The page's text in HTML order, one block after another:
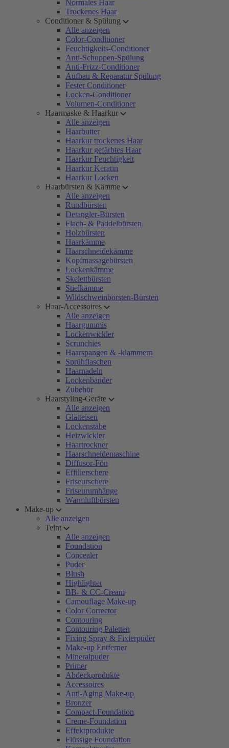
Normales Haar
Trockenes Haar
Conditioner & Spülung
Alle anzeigen
Color-Conditioner
Feuchtigkeits-Conditioner
Anti-Schuppen-Spülung
Anti-Frizz-Conditioner
Aufbau & Reparatur Spülung
Fester Conditioner
Locken-Conditioner
Volumen-Conditioner
Haarmaske & Haarkur
Alle anzeigen
Haarbutter
Haarkur trockenes Haar
Haarkur gefärbtes Haar
Haarkur Feuchtigkeit
Haarkur Keratin
Haarkur Locken
Haarbürsten & Kämme
Alle anzeigen
Rundbürsten
Detangler-Bürsten
Flach- & Paddelbürsten
Holzbürsten
Haarkämme
Haarschneidekämme
Kopfmassagebürsten
Lockenkämme
Skelettbürsten
Stielkämme
Wildschweinborsten-Bürsten
Haar-Accessoires
Alle anzeigen
Haargummis
Lockenwickler
Scrunchies
Haarspangen & -klammern
Sprühflaschen
Haarnadeln
Lockenbänder
Zubehör
Haarstyling-Geräte
Alle anzeigen
Glätteisen
Lockenstäbe
Heizwickler
Haartrockner
Haarschneidemaschine
Diffusor-Fön
Effilierschere
Friseurschere
Friseurumhänge
Warmluftbürsten
Make-up
Alle anzeigen
Teint
Alle anzeigen
Foundation
Concealer
Puder
Blush
Highlighter
BB- & CC-Cream
Camouflage Make-up
Color Corrector
Contouring
Contouring Paletten
Fixing Spray & Fixierpuder
Make-up Entferner
Mineralpuder
Primer
Abdeckprodukte
Accessoires
Anti-Aging Make-up
Bronzer
Compact-Foundation
Creme-Foundation
Effektprodukte
Flüssige Foundation